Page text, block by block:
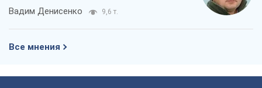
Вадим Денисенко 9,6 т.
Все мнения